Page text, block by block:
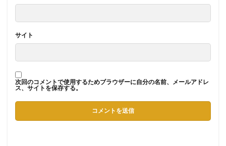
サイト
次回のコメントで使用するためブラウザーに自分の名前、メールアドレ
ス、サイトを保存する。